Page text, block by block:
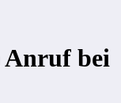
Anruf bei